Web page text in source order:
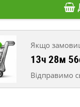
Якщо
13ч 28м
Відправимо